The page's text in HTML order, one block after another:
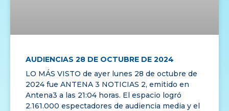
AUDIENCIAS 28 DE OCTUBRE DE 2024
LO MÁS VISTO de ayer lunes 28 de octubre de
2024 fue ANTENA 3 NOTICIAS 2, emitido en
Antena3 a las 21:04 horas. El espacio logró
2.161.000 espectadores de audiencia media y el